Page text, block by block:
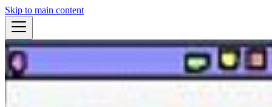
Skip to main content